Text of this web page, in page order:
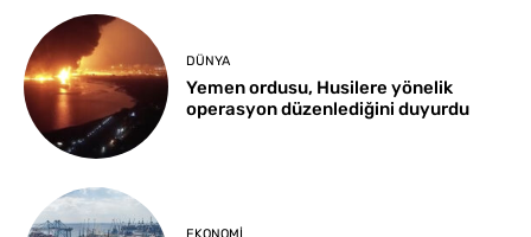
DÜNYA
Yemen ordusu, Husilere yönelik
operasyon düzenlediğini duyurdu